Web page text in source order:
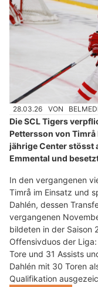
28.03.26 VON
Die SCL Tigers
Pettersson von Timrå
jährige Center stösst
Emmental und
In den vergangenen
Timrå im Einsatz und
Dahlén, dessen
vergangenen
bildeten in der Saison
Offensivduos der
Tore und 31 Assists
Dahlén mit 30 Toren
Qualifikation